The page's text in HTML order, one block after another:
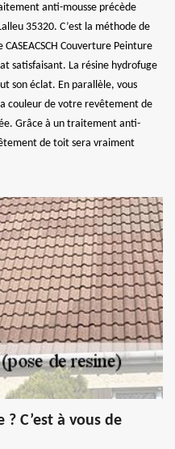
anti-mousse précède
35320. C’est la méthode de
Couverture Peinture
satisfaisant. La résine hydrofuge
son éclat. En parallèle, vous
couleur de votre revêtement de
Grâce à un traitement anti-
de toit sera vraiment
C’est à vous de